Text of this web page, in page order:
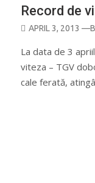
Record de
POSTED
APRIL 3, 2013
La data de 3
viteza – TGV
cale ferată,